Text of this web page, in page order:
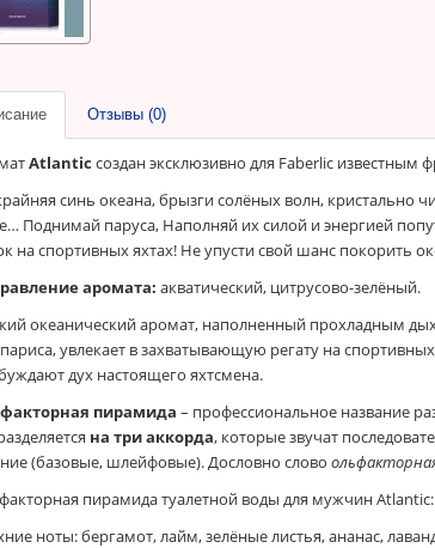
Отзывы (0)
Atlantic создан эксклюзивно для Faberlic
синь океана, брызги солёных волн, кристально
Поднимай паруса, Наполняй их силой и энергией
на спортивных яхтах! Не упусти свой шанс покорить
аромата: акватический, цитрусово-зелёный.
океанический аромат, наполненный прохладным
увлекает в захватывающую регату на
дух настоящего яхтсмена.
пирамида – профессиональное название
на три аккорда, которые звучат
(базовые, шлейфовые). Дословно слово
пирамида туалетной воды для мужчин Atlantic:
ноты: бергамот, лайм, зелёные листья, ананас,